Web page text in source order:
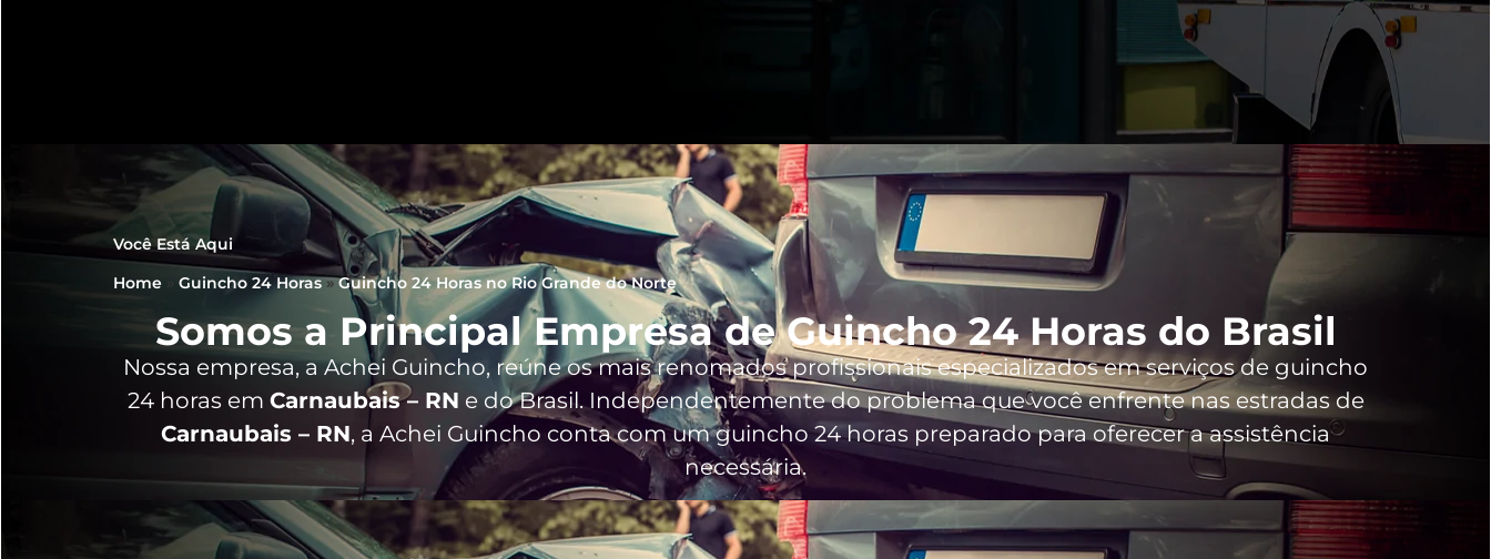
Você Está Aqui
Home
Guincho 24 Horas»Guincho 24 Horas no Rio Grande do Norte
Somos a Principal Empresa de Guincho 24 Horas do Brasil
Nossa empresa, aAchei Guincho, reúne os mais renomados profissionais especializados em serviços de guincho
24 horas em Carnaubais – RN e do Brasil. Independentemente do problema que você enfrente nas estradas de
Carnaubais – RN, a Achei Guincho conta com um guincho 24 horas preparado para oferecer a assistência
necessária.